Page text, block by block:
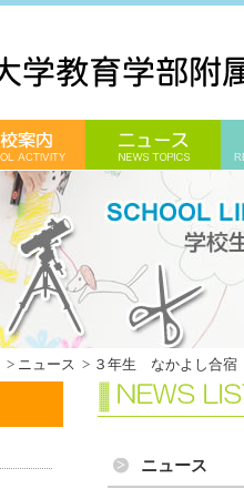
> ニュース > ３年生 なかよし合
ニュース